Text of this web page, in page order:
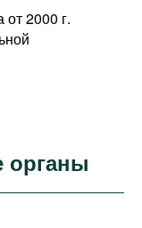
2000 г.
органы